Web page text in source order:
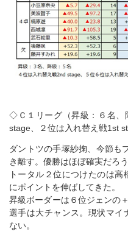
◇Ｃ１リーグ（昇級：６名、
stage、２位は入れ替え戦1st
ダントツの手塚紗掬、今節も
き離す。優勝はほぼ確実だろう
トータル２位につけたのは
にポイントを伸ばしてきた。
昇級ボーダーは６位ジェンの
選手は大チャンス。現状マイ
ない。